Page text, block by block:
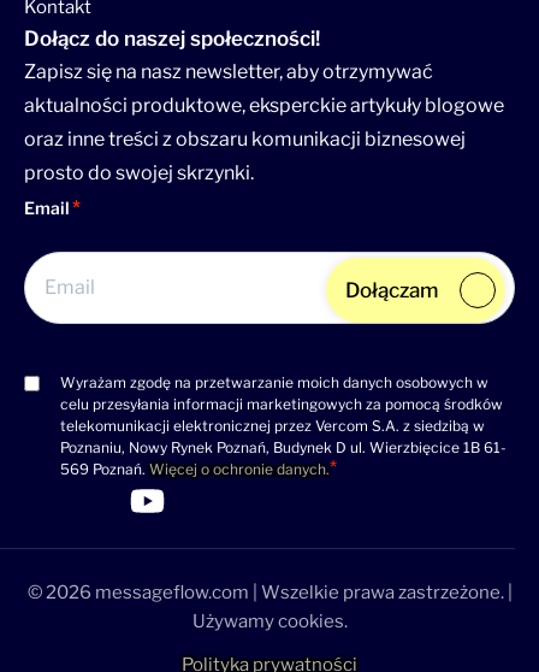
Kontakt
Dołącz do naszej społeczności!
Zapisz się na nasz newsletter, aby otrzymywać
aktualności produktowe, eksperckie artykuły blogowe
oraz inne treści z obszaru komunikacji biznesowej
prosto do swojej skrzynki.
Email
Consent
(wymagane)
Wyrażam zgodę na przetwarzanie moich danych osobowych w
celu przesyłania informacji marketingowych za pomocą środków
telekomunikacji elektronicznej przez Vercom S.A. z siedzibą w
Poznaniu, Nowy Rynek Poznań, Budynek D ul. Wierzbięcice 1B 61-
569 Poznań.Więcej o ochronie danych.
Dołączam
>Link do profilu LinkedIn
>Link do profilu Facebook
>Link do profilu YouTube
>Link do profilu YouTube
© 2026 messageflow.com | Wszelkie prawa zastrzeżone. |
Używamy cookies.
Polityka prywatności